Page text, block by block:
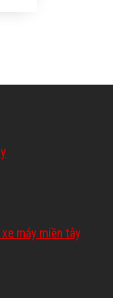
xe máy miền tây